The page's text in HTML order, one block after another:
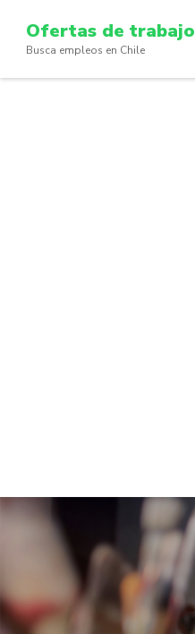
content
(Press
Ofertas de trabajo
Busca empleos en Chile